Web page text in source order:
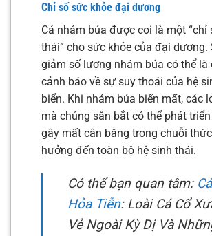
Chỉ số sức khỏe đại dương
Cá nhám búa được coi là một “chỉ
thái” cho sức khỏe của đại dương.
giảm số lượng nhám búa có thể là
cảnh báo về sự suy thoái của hệ
biển. Khi nhám búa biến mất, các
mà chúng săn bắt có thể phát
gây mất cân bằng trong chuỗi
hưởng đến toàn bộ hệ sinh thái.
Có thể bạn quan tâm:
Hỏa Tiễn: Loài Cá Cổ
Vẻ Ngoài Kỳ Dị Và